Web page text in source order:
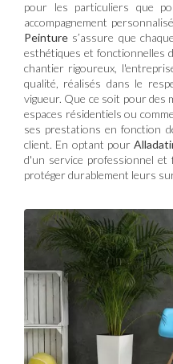
pour les particuliers que
accompagnement
Peinture s’assure que
esthétiques et fonctionnelles
chantier rigoureux,
qualité, réalisés dans le
vigueur. Que ce soit pour
espaces résidentiels ou
ses prestations en fonction
client. En optant pour
d'un service professionnel et
protéger durablement leurs